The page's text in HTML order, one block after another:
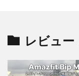
レビュー